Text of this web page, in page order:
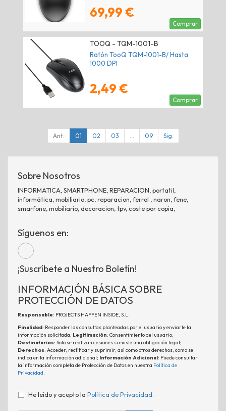
69,99 €
Comprar
TOOQ - TQM-1001-B
Ratón TooQ TQM-1001-B/ Hasta
1000 DPI
2,49 €
Comprar
Ant. 01 02 03 09 Sig.
Sobre Nosotros
INFORMATICA, SMARTPHONE, REPARACION, portatil,
informática, mobiliario, pc, reparacion, ferrol , naron, fene,
smarfone, mobiliario, decoracion, tpv, coste por copia,
Síguenos en:
¡Suscríbete a Nuestro Boletín!
INFORMACIÓN BÁSICA SOBRE
PROTECCIÓN DE DATOS
Responsable: PROJECTS HAPPEN INSIDE, S.L.
Finalidad: Responder las consultas planteadas por el usuario y enviarle la
información solicitada; Legitimación: Consentimiento del usuario;
Destinatarios: Solo se realizan cesiones si existe una obligación legal;
Derechos: Acceder, rectificar y suprimir, así como otros derechos, como se
indica en la información adicional; Información Adicional: Puede consultar
la información completa de Protección de Datos en nuestra Política de
Privacidad.
He leído y acepto la Política de Privacidad